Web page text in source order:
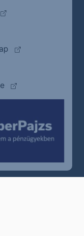
(külső oldalra ugrik)
ugrik)
(külső oldalra
(külső oldalra ugrik)